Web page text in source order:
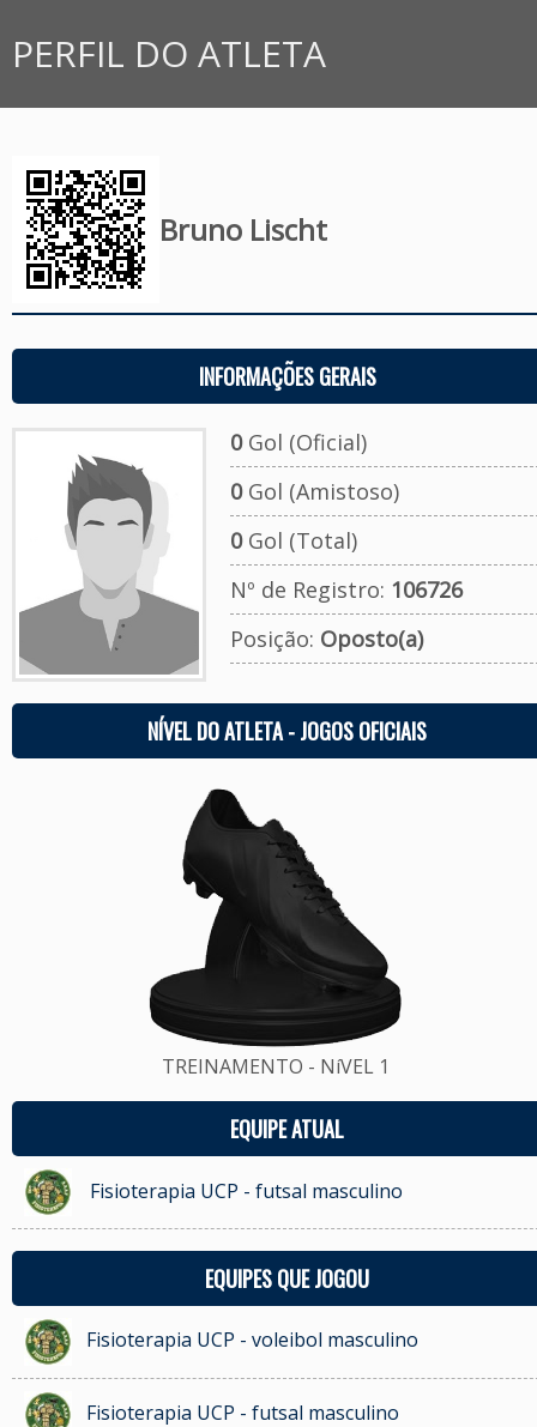
PERFIL DO ATLETA
Bruno Lischt
INFORMAÇÕES GERAIS
0Gol (Oficial)
0Gol (Amistoso)
0Gol (Total)
Nº de Registro: 106726
Posição: Oposto(a)
NÍVEL DO ATLETA - JOGOS OFICIAIS
TREINAMENTO - NíVEL 1
EQUIPE ATUAL
Fisioterapia UCP - futsal masculino
EQUIPES QUE JOGOU
Fisioterapia UCP - voleibol masculino
Fisioterapia UCP - futsal masculino